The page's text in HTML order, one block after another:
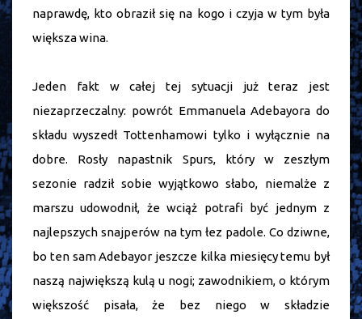
naprawdę, kto obraził się na kogo i czyja w tym była
większa wina.
Jeden fakt w całej tej sytuacji już teraz jest
niezaprzeczalny: powrót Emmanuela Adebayora do
składu wyszedł Tottenhamowi tylko i wyłącznie na
dobre. Rosły napastnik Spurs, który w zeszłym
sezonie radził sobie wyjątkowo słabo, niemalże z
marszu udowodnił, że wciąż potrafi być jednym z
najlepszych snajperów na tym łez padole. Co dziwne,
bo ten sam Adebayor jeszcze kilka miesięcy temu był
naszą największą kulą u nogi; zawodnikiem, o którym
większość pisała, że bez niego w składzie